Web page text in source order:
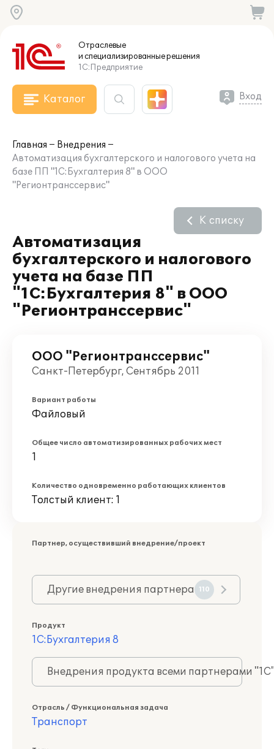
Отраслевые
и специализированныерешения
1С:Предприятие
Каталог Вход
Главная
Внедрения
Автоматизация бухгалтерского и налогового учета на
базе ПП "1С:Бухгалтерия 8" в ООО
"Регионтранссервис"
Автоматизация
бухгалтерского и налогового
учета на базе ПП
"1С:Бухгалтерия 8" в ООО
"Регионтранссервис"
К списку
ООО "Регионтранссервис"
Санкт-Петербург, Сентябрь 2011
Вариант работы
Файловый
Общее число автоматизированных рабочих мест
1
Количество одновременно работающих клиентов
Толстый клиент: 1
Партнер, осуществивший внедрение/проект
Другие внедрения партнера 110
Продукт
1С:Бухгалтерия 8
Внедрения продукта всеми партнерами
Отрасль / Функциональная задача
Транспорт